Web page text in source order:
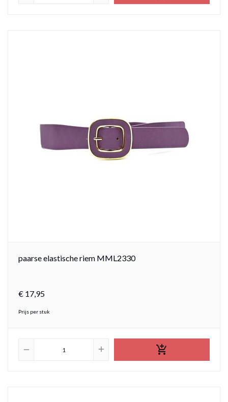
paarse elastische riem MML2330
€ 17,95
Prijs per stuk
remove add 